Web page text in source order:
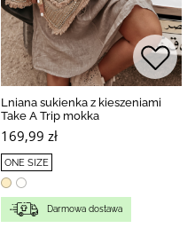
Lniana sukienka z kieszeniami
Take A Trip mokka
169,99 zł
ONE SIZE
Darmowa dostawa